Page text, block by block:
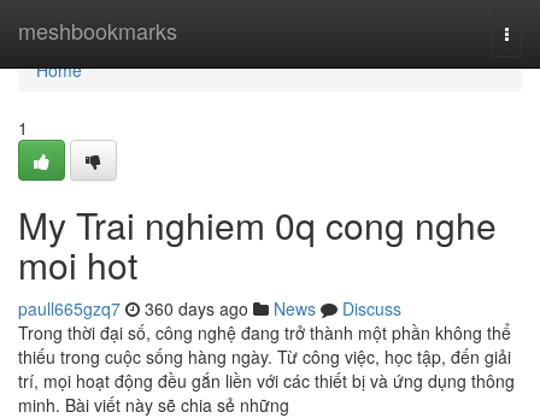
meshbookmarks
Home
Home
1
My Trai nghiem 0q cong nghe
moi hot
paull665gzq7 360 days ago News
Discuss
Trong thời đại số, công nghệ đang trở thành một phần không thể
thiếu trong cuộc sống hàng ngày. Từ công việc, học tập, đến giải
trí, mọi hoạt động đều gắn liền với các thiết bị và ứng dụng thông
minh. Bài viết này sẽ chia sẻ những